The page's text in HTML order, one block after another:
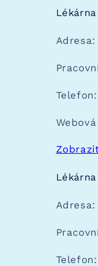
Adresa:
Telefon:
Adresa:
Telefon: